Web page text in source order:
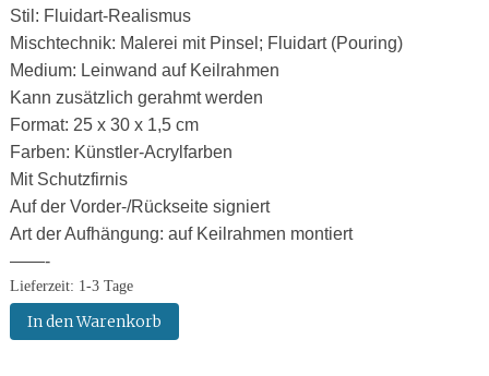
Stil: Fluidart-Realismus
Mischtechnik: Malerei mit Pinsel; Fluidart (Pouring)
Medium: Leinwand auf Keilrahmen
Kann zusätzlich gerahmt werden
Format: 25 x 30 x 1,5 cm
Farben: Künstler-Acrylfarben
Mit Schutzfirnis
Auf der Vorder-/Rückseite signiert
Art der Aufhängung: auf Keilrahmen montiert
——-
Lieferzeit: 1-3 Tage
Gemälde:
Albinoschildkröte
In den Warenkorb